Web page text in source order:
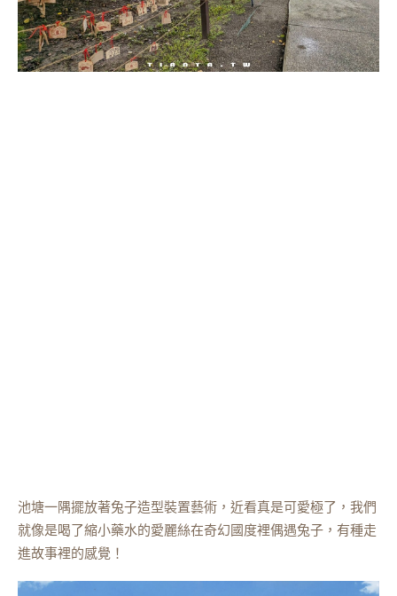
池塘一隅擺放著兔子造型裝置藝術，近看真是可愛極了，我們
就像是喝了縮小藥水的愛麗絲在奇幻國度裡偶遇兔子，有種走
進故事裡的感覺！